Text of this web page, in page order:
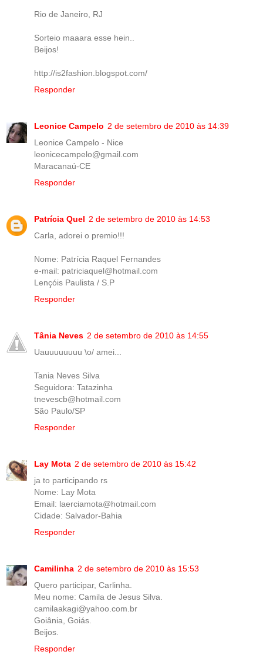
Rio de Janeiro, RJ
Sorteio maaara esse hein..
Beijos!
http://is2fashion.blogspot.com/
Responder
Leonice Campelo 2 de setembro de 2010 às 14:39
Leonice Campelo - Nice
leonicecampelo@gmail.com
Maracanaú-CE
Responder
Patrícia Quel 2 de setembro de 2010 às 14:53
Carla, adorei o premio!!!
Nome: Patrícia Raquel Fernandes
e-mail: patriciaquel@hotmail.com
Lençóis Paulista / S.P
Responder
Tânia Neves 2 de setembro de 2010 às 14:55
Uauuuuuuuu \o/ amei...
Tania Neves Silva
Seguidora: Tatazinha
tnevescb@hotmail.com
São Paulo/SP
Responder
Lay Mota 2 de setembro de 2010 às 15:42
ja to participando rs
Nome: Lay Mota
Email: laerciamota@hotmail.com
Cidade: Salvador-Bahia
Responder
Camilinha 2 de setembro de 2010 às 15:53
Quero participar, Carlinha.
Meu nome: Camila de Jesus Silva.
camilaakagi@yahoo.com.br
Goiânia, Goiás.
Beijos.
Responder